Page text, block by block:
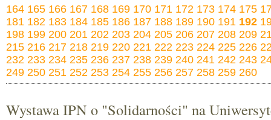
164 165 166 167 168 169 170 171 172 173 174 175
181 182 183 184 185 186 187 188 189 190 191 192
198 199 200 201 202 203 204 205 206 207 208 209
215 216 217 218 219 220 221 222 223 224 225 226
232 233 234 235 236 237 238 239 240 241 242 243
249 250 251 252 253 254 255 256 257 258 259 260
Wystawa IPN o "Solidarności" na